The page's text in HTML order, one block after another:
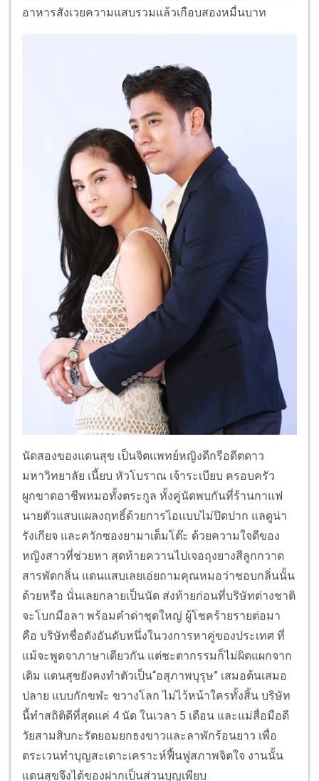
อาหารสังเวยความแสบรวมแล้วเกือบสองหมื่นบาท
นัดสองของแดนสุข เป็นจิตแพทย์หญิงดีกรีอดีตดาว
มหาวิทยาลัย เนี้ยบ หัวโบราณ เจ้าระเบียบ ครอบครัว
ผูกขาดอาชีพหมอทั้งตระกูล ทั้งคู่นัดพบกันที่ร้านกาแฟ
นายตัวแสบแผลงฤทธิ์ด้วยการไอแบบไม่ปิดปาก แลดูน่า
รังเกียจ และควักซองยามาเต็มโต๊ะ ด้วยความใจดีของ
หญิงสาวที่ช่วยหา สุดท้ายควานไปเจอถุงยางสีลูกกวาด
สารพัดกลิ่น แดนแสบเลยเอ่ยถามคุณหมอว่าชอบกลิ่นนั้น
ด้วยหรือ นั่นเลยกลายเป็นนัด ส่งท้ายก่อนที่บริษัทต่างชาติ
จะโบกมือลา พร้อมคำด่าชุดใหญ่ ผู้โชคร้ายรายต่อมา
คือ บริษัทชื่อดังอันดับหนึ่งในวงการหาคู่ของประเทศ ที่
แม้จะพูดจาภาษาเดียวกัน แต่ชะตากรรมก็ไม่ผิดแผกจาก
เดิม แดนสุขยังคงทำตัวเป็น“อสุภาพบุรุษ” เสมอต้นเสมอ
ปลาย แบบกักขฬะ ขวางโลก ไม่ไว้หน้าใครทั้งสิ้น บริษัท
นี้ทำสถิติดีที่สุดแค่ 4 นัด ในเวลา 5 เดือน และแม่สื่อมือดี
วัยสามสิบกะรัตยอมยกธงขาวและลาพักร้อนยาว เพื่อ
ตระเวนทำบุญสะเดาะเคราะห์ฟื้นฟูสภาพจิตใจ งานนั้น
แดนสุขจึงได้ของฝากเป็นส่วนบุญเพียบ